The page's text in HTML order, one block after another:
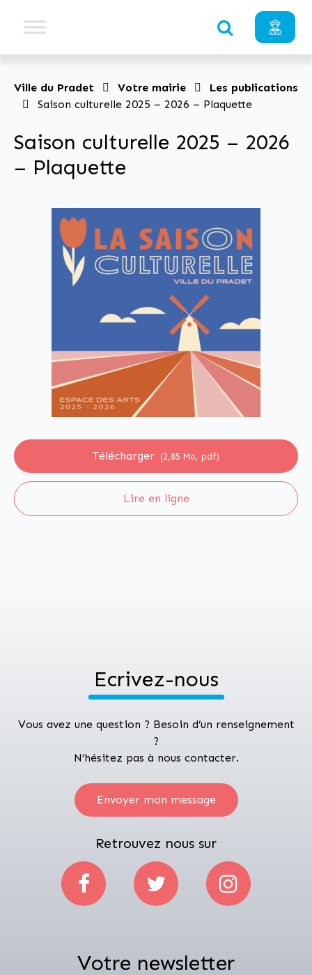
Ville du Pradet Votre mairie
Les publications
Saison culturelle 2025 – 2026 – Plaquette
Saison culturelle 2025 – 2026
– Plaquette
Télécharger (2,85 Mo, pdf)
Lire en ligne
Ecrivez-nous
Vous avez une question ? Besoin d’un renseignement
?
N’hésitez pas à nous contacter.
Envoyer mon message
Retrouvez nous sur
Votre newsletter